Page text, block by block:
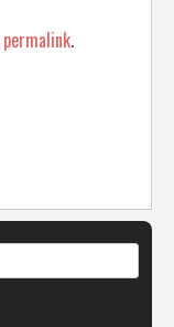
permalink.